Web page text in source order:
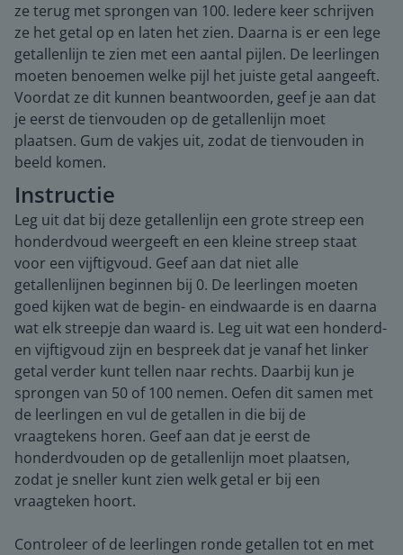
ze terug met sprongen van 100. Iedere keer schrijven
ze het getal op en laten het zien. Daarna is er een lege
getallenlijn te zien met een aantal pijlen. De leerlingen
moeten benoemen welke pijl het juiste getal aangeeft.
Voordat ze dit kunnen beantwoorden, geef je aan dat
je eerst de tienvouden op de getallenlijn moet
plaatsen. Gum de vakjes uit, zodat de tienvouden in
beeld komen.
Instructie
Leg uit dat bij deze getallenlijn een grote streep een
honderdvoud weergeeft en een kleine streep staat
voor een vijftigvoud. Geef aan dat niet alle
getallenlijnen beginnen bij 0. De leerlingen moeten
goed kijken wat de begin- en eindwaarde is en daarna
wat elk streepje dan waard is. Leg uit wat een honderd-
en vijftigvoud zijn en bespreek dat je vanaf het linker
getal verder kunt tellen naar rechts. Daarbij kun je
sprongen van 50 of 100 nemen. Oefen dit samen met
de leerlingen en vul de getallen in die bij de
vraagtekens horen. Geef aan dat je eerst de
honderdvouden op de getallenlijn moet plaatsen,
zodat je sneller kunt zien welk getal er bij een
vraagteken hoort.
Controleer of de leerlingen ronde getallen tot en met